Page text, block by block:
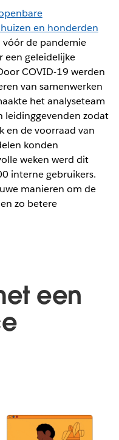
en honderden
vóór de pandemie
een geleidelijke
COVID-19 werden
van samenwerken
het analyseteam
leidinggevenden zodat
en de voorraad van
konden
weken werd dit
interne gebruikers.
manieren om de
zo betere
een